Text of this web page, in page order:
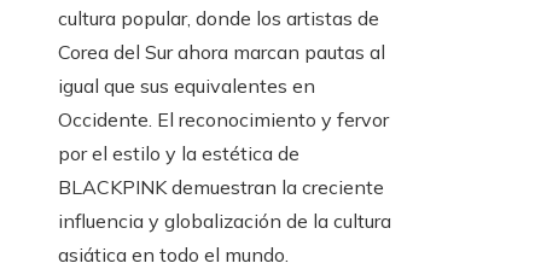
cultura popular, donde los artistas de
Corea del Sur ahora marcan pautas al
igual que sus equivalentes en
Occidente. El reconocimiento y fervor
por el estilo y la estética de
BLACKPINK demuestran la creciente
influencia y globalización de la cultura
asiática en todo el mundo.